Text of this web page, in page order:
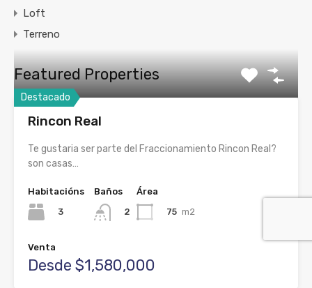
Loft
Terreno
Featured Properties
Destacado
Rincon Real
Te gustaria ser parte del Fraccionamiento Rincon Real?
son casas…
Habitacións
3
Baños
2
Área
75 m2
Venta
Desde $1,580,000